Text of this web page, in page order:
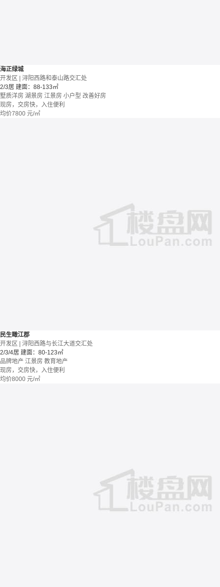
海正绿城
开发区 | 浔阳西路和泰山路交汇处
2/3居 建面：88-133㎡
墅质洋房 湖景房 江景房 小户型 改善好房
现房，交房快，入住便利
均价7800 元/㎡
民生瞰江郡
开发区 | 浔阳西路与长江大道交汇处
2/3/4居 建面：80-123㎡
品牌地产 江景房 教育地产
现房，交房快，入住便利
均价8000 元/㎡